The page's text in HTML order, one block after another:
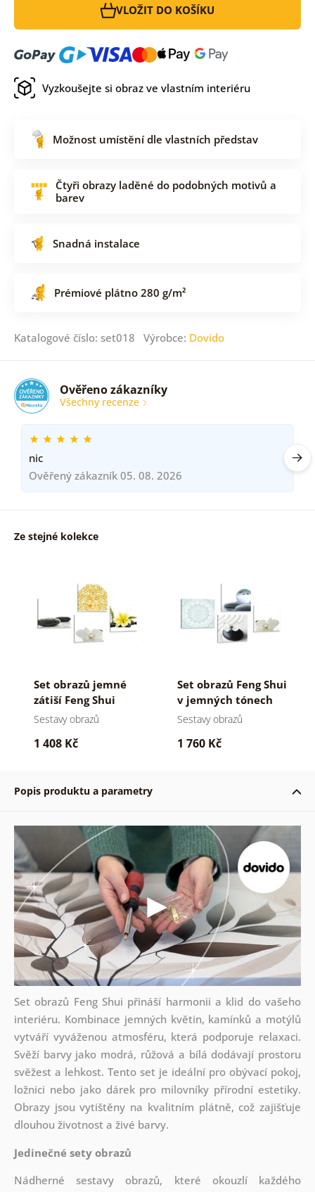
VLOŽIT DO KOŠÍKU
Vyzkoušejte si obraz ve vlastním interiéru
Možnost umístění dle vlastních představ
Čtyři obrazy laděné do podobných motivů a
barev
Snadná instalace
Prémiové plátno 280 g/m²
Katalogové číslo: set018 Výrobce: Dovido
Ověřeno zákazníky
Všechny recenze
nic
Ověřený zákazník 05. 08. 2026
Ze stejné kolekce
Set obrazů jemné
zátiší Feng Shui
Sestavy obrazů
1 408 Kč
Set obrazů Feng Shui
v jemných tónech
Sestavy obrazů
1 760 Kč
Popis produktu a parametry
Set obrazů Feng Shui přináší harmonii a klid do vašeho
interiéru. Kombinace jemných květin, kamínků a motýlů
vytváří vyváženou atmosféru, která podporuje relaxaci.
Svěží barvy jako modrá, růžová a bílá dodávají prostoru
svěžest a lehkost. Tento set je ideální pro obývací pokoj,
ložnici nebo jako dárek pro milovníky přírodní estetiky.
Obrazy jsou vytištěny na kvalitním plátně, což zajišťuje
dlouhou životnost a živé barvy.
Jedinečné sety obrazů
Nádherné sestavy obrazů, které okouzlí každého